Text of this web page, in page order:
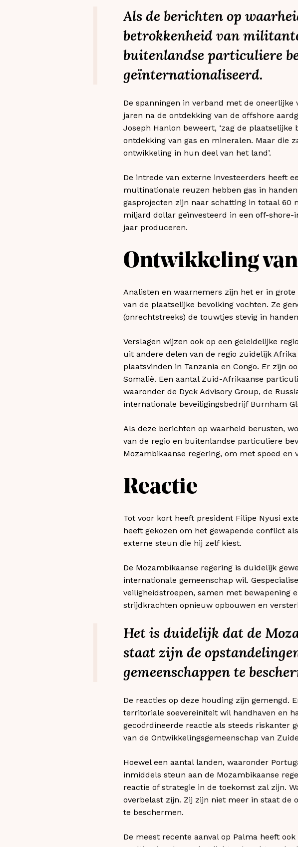
Als de berichten op
betrokkenheid van
buitenlandse particuliere
geïnternationaliseerd.
De spanningen in verband met de
jaren na de ontdekking van de offshore
Joseph Hanlon beweert, ‘zag de
ontdekking van gas en mineralen. Maar die
ontwikkeling in hun deel van het land’.
De intrede van externe investeerders heeft
multinationale reuzen hebben gas in
gasprojecten zijn naar schatting in totaal
miljard dollar geïnvesteerd in een off-shore-
jaar produceren.
Ontwikkeling
Analisten en waarnemers zijn het er in
van de plaatselijke bevolking vochten. Ze
(onrechtstreeks) de touwtjes stevig in
Verslagen wijzen ook op een geleidelijke
uit andere delen van de regio zuidelijk
plaatsvinden in Tanzania en Congo. Er zijn
Somalië. Een aantal Zuid-Afrikaanse
waaronder de Dyck Advisory Group, de
internationale beveiligingsbedrijf Burnham
Als deze berichten op waarheid berusten,
van de regio en buitenlandse particuliere
Mozambikaanse regering, om met spoed
Reactie
Tot voor kort heeft president Filipe Nyusi
heeft gekozen om het gewapende conflict
externe steun die hij zelf kiest.
De Mozambikaanse regering is duidelijk
internationale gemeenschap wil.
veiligheidstroepen, samen met
strijdkrachten opnieuw opbouwen en
Het is duidelijk dat de
staat zijn de
gemeenschappen te
De reacties op deze houding zijn gemengd.
territoriale soevereiniteit wil handhaven en
gecoördineerde reactie als steeds riskanter
van de Ontwikkelingsgemeenschap van
Hoewel een aantal landen, waaronder
inmiddels steun aan de Mozambikaanse
reactie of strategie in de toekomst zal zijn.
overbelast zijn. Zij zijn niet meer in staat de
te beschermen.
De meest recente aanval op Palma heeft